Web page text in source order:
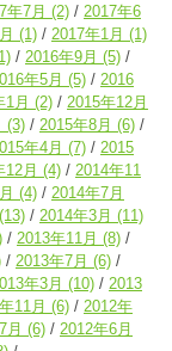
年7月 (2)
2017年6
(1) 2017年1月 (1)
2016年9月 (5)
年5月 (5)
2016
1月 (2)
2015年12月
(3) 2015年8月 (6)
年4月 (7)
2015
12月 (4)
2014年11
(4)
2014年7月
(13) 2014年3月 (11)
2013年11月 (8)
2013年7月 (6)
年3月 (10)
2013
11月 (6)
2012年
月 (6)
2012年6月